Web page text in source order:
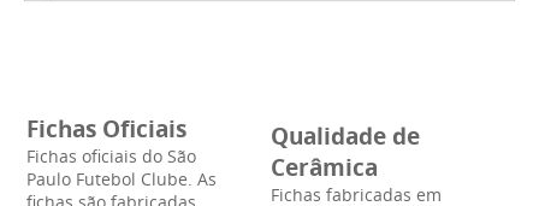
Fichas Oficiais
Fichas oficiais do São
Paulo Futebol Clube. As
Qualidade de
Cerâmica
Fichas fabricadas em